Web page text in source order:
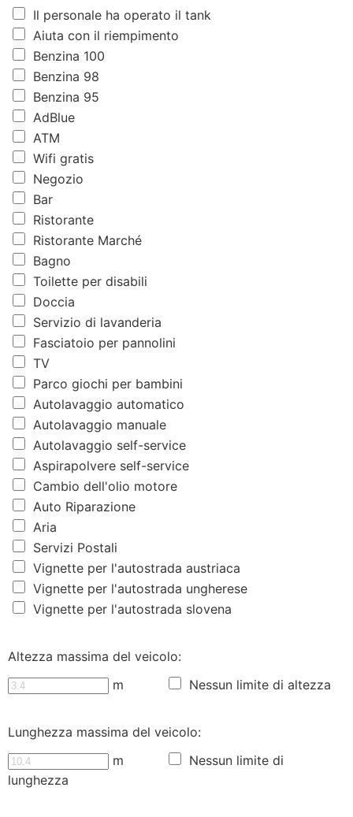
Il personale ha operato il tank
Aiuta con il riempimento
Benzina 100
Benzina 98
Benzina 95
AdBlue
ATM
Wifi gratis
Negozio
Bar
Ristorante
Ristorante Marché
Bagno
Toilette per disabili
Doccia
Servizio di lavanderia
Fasciatoio per pannolini
TV
Parco giochi per bambini
Autolavaggio automatico
Autolavaggio manuale
Autolavaggio self-service
Aspirapolvere self-service
Cambio dell'olio motore
Auto Riparazione
Aria
Servizi Postali
Vignette per l'autostrada austriaca
Vignette per l'autostrada ungherese
Vignette per l'autostrada slovena
Altezza massima del veicolo:
m
Nessun limite di altezza
Lunghezza massima del veicolo:
m
Nessun limite di
lunghezza